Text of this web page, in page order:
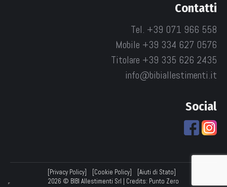
Contatti
Tel. +39 071 966 558
Mobile +39 334 627 0576
Titolare +39 335 626 2435
info@bibiallestimenti.it
Social
[Privacy Policy] [Cookie Policy]
[Aiuti di Stato]
2026 © BIBI Allestimenti Srl | Credits: Punto Zero